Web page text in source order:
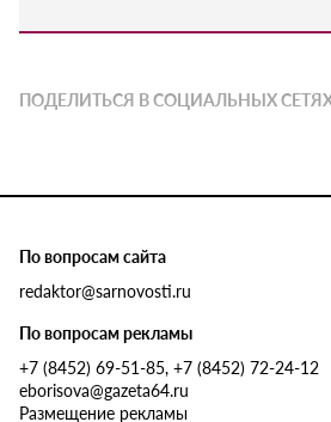
ПОДЕЛИТЬСЯ В СОЦИАЛЬНЫХ
По вопросам сайта
redaktor@sarnovosti.ru
По вопросам рекламы
+7 (8452) 69-51-85, +7 (8452) 72-24-12
eborisova@gazeta64.ru
Размещение рекламы